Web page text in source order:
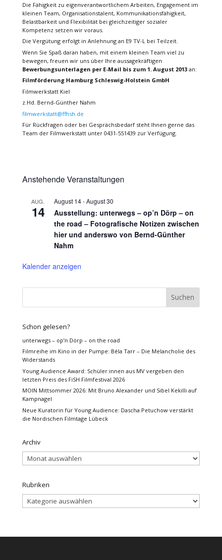
Die Fähigkeit zu eigenverantwortlichem Arbeiten, Engagement im
kleinen Team, Organisationstalent, Kommunikationsfähigkeit,
Belastbarkeit und Flexibilität bei gleichzeitiger sozialer
Kompetenz setzen wir voraus.
Die Vergütung erfolgt in Anlehnung an E9 TV-L bei Teilzeit.
Wenn Sie Spaß daran haben, mit einem kleinen Team viel zu
bewegen, freuen wir uns über Ihre aussagekräftigen
Bewerbungsunterlagen per E-Mail bis zum 1. August 2013an:
Filmförderung Hamburg Schleswig-Holstein GmbH
Filmwerkstatt Kiel
z.Hd. Bernd-Günther Nahm
filmwerkstatt@ffhsh.de
Für Rückfragen oder bei Gesprächsbedarf steht Ihnen gerne das
Team der Filmwerkstatt unter 0431-551439 zur Verfügung.
Anstehende Veranstaltungen
AUG.
14
August 14-August 30
Ausstellung: unterwegs – op’n Dörp – on
the road – Fotografische Notizen zwischen
hier und anderswo von Bernd-Günther
Nahm
Kalender anzeigen
Schon gelesen?
unterwegs – op’n Dörp – on the road
Filmreihe im Kino in der Pumpe: Béla Tarr – Die Melancholie des
Widerstands
Young Audience Award: Schüler:innen aus MV vergeben den
letzten Preis des FiSH Filmfestival 2026
MOIN Mittsommer 2026: Mit Bruno Alexander und Sibel Kekilli auf
Kampnagel
Neue Kuratorin für Young Audience: Dascha Petuchow verstärkt
die Nordischen Filmtage Lübeck
Archiv
Archiv
Rubriken
Rubriken